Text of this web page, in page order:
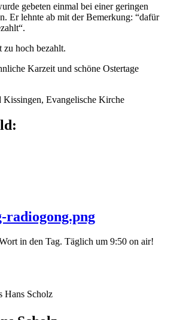
gebeten einmal bei einer geringen
Er lehnte ab mit der Bemerkung: “dafür
zu hoch bezahlt.
Karzeit und schöne Ostertage
Kissingen, Evangelische Kirche
radiogong.png